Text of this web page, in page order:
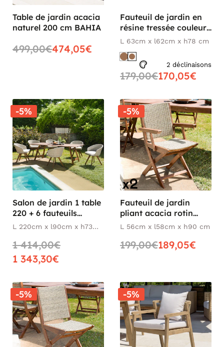
Table de jardin acacia
naturel 200 cm BAHIA
499,00€474,05€
Fauteuil de jardin en
résine tressée couleur
naturelle coussin écru
L 63cm x l62cm x h78 cm
2 déclinaisons
179,00€170,05€
-5%
Salon de jardin 1 table
220 + 6 fauteuils
BAHIA
L 220cm x l90cm x h73
1 414,00€
1 343,30€
-5%
Fauteuil de jardin
pliant acacia rotin
synthétique BAHIA (lot
L 56cm x l58cm x h90 cm
199,00€189,05€
-5% -5%